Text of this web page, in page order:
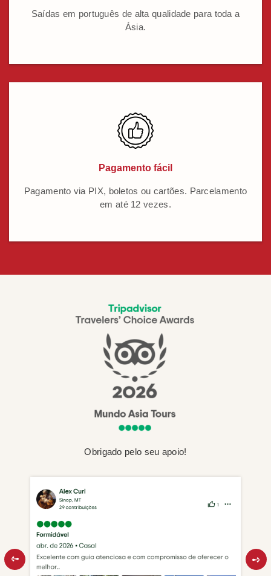
Saídas em português de alta qualidade para toda a
Ásia.
Pagamento fácil
Pagamento via PIX, boletos ou cartões. Parcelamento
em até 12 vezes.
Obrigado pelo seu apoio!